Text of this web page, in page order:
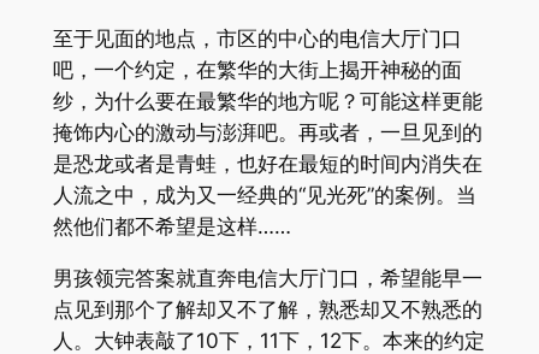
至于见面的地点，市区的中心的电信大厅门口
吧，一个约定，在繁华的大街上揭开神秘的面
纱，为什么要在最繁华的地方呢？可能这样更能
掩饰内心的激动与澎湃吧。再或者，一旦见到的
是恐龙或者是青蛙，也好在最短的时间内消失在
人流之中，成为又一经典的“见光死”的案例。当
然他们都不希望是这样……
男孩领完答案就直奔电信大厅门口，希望能早一
点见到那个了解却又不了解，熟悉却又不熟悉的
人。大钟表敲了10下，11下，12下。本来的约定